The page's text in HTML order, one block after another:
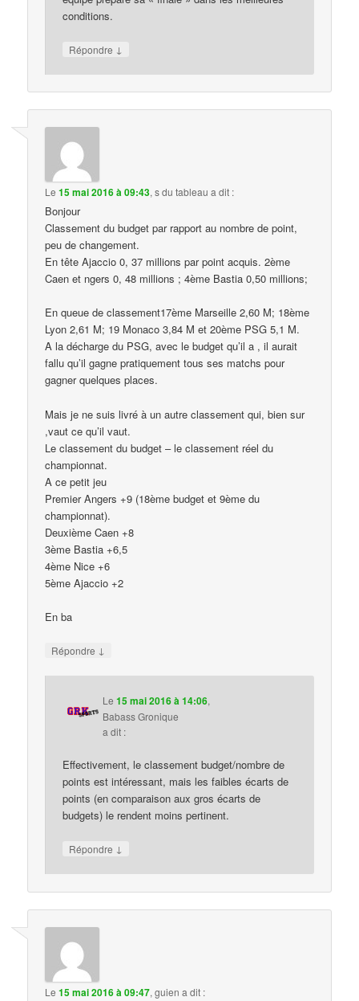
conditions.
Répondre ↓
Le15 mai 2016 à 09:43,s du tableau a dit :
Bonjour
Classement du budget par rapport au nombre de point,
peu de changement.
En tête Ajaccio 0, 37 millions par point acquis. 2ème
Caen et ngers 0, 48 millions ; 4ème Bastia 0,50 millions;
En queue de classement17ème Marseille 2,60 M; 18ème
Lyon 2,61 M; 19 Monaco 3,84 M et 20ème PSG 5,1 M.
A la décharge du PSG, avec le budget qu’il a , il aurait
fallu qu’il gagne pratiquement tous ses matchs pour
gagner quelques places.
Mais je ne suis livré à un autre classement qui, bien sur
,vaut ce qu’il vaut.
Le classement du budget – le classement réel du
championnat.
A ce petit jeu
Premier Angers +9 (18ème budget et 9ème du
championnat).
Deuxième Caen +8
3ème Bastia +6,5
4ème Nice +6
5ème Ajaccio +2
En ba
Répondre ↓
Le15 mai 2016 à 14:06,
Babass Gronique
a dit :
Effectivement, le classement budget/nombre de
points est intéressant, mais les faibles écarts de
points (en comparaison aux gros écarts de
budgets) le rendent moins pertinent.
Répondre ↓
Le15 mai 2016 à 09:47,guien a dit :